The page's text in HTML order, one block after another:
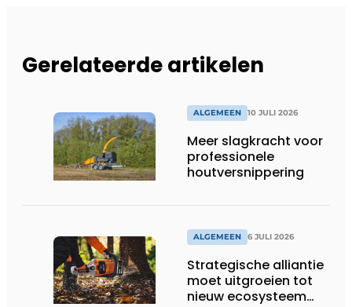
Gerelateerde artikelen
ALGEMEEN 10 JULI 2026
Meer slagkracht voor
professionele
houtversnippering
ALGEMEEN 6 JULI 2026
Strategische alliantie
moet uitgroeien tot
nieuw ecosysteem